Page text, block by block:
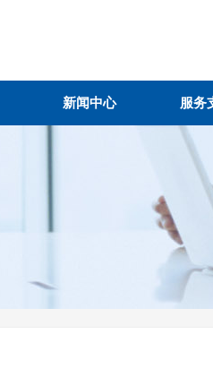
新闻中心 服务